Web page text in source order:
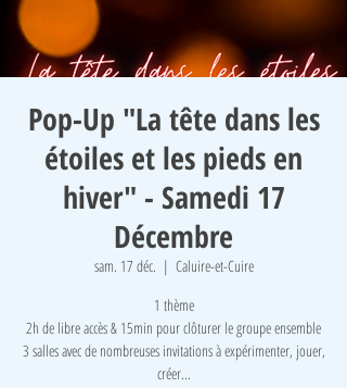
Pop-Up "La tête dans les
étoiles et les pieds en
hiver" - Samedi 17
Décembre
sam. 17 déc.
  |
Caluire-et-Cuire
1 thème
2h de libre accès & 15min pour clôturer le groupe ensemble
3 salles avec de nombreuses invitations à expérimenter, jouer,
créer...